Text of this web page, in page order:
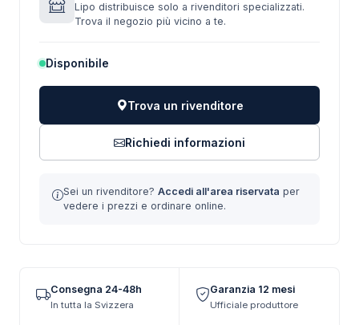
Lipo distribuisce solo a rivenditori specializzati.
Trova il negozio più vicino a te.
Disponibile
Trova un rivenditore
Richiedi informazioni
Sei un rivenditore? Accedi all'area riservata per
vedere i prezzi e ordinare online.
Consegna 24-48h
In tutta la Svizzera
Garanzia 12 mesi
Ufficiale produttore